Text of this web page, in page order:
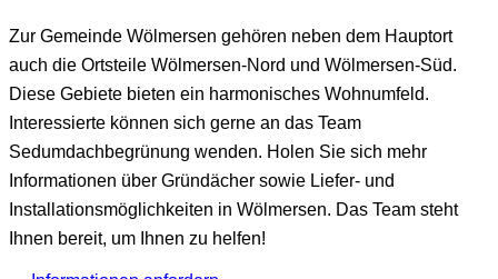
Zur Gemeinde Wölmersen gehören neben dem Hauptort
auch die Ortsteile Wölmersen-Nord und Wölmersen-Süd.
Diese Gebiete bieten ein harmonisches Wohnumfeld.
Interessierte können sich gerne an das Team
Sedumdachbegrünung wenden. Holen Sie sich mehr
Informationen über Gründächer sowie Liefer- und
Installationsmöglichkeiten in Wölmersen. Das Team steht
Ihnen bereit, um Ihnen zu helfen!